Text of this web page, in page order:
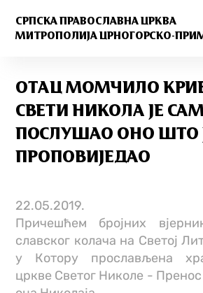
СРПСКА ПРАВОСЛАВНА ЦРКВА
МИТРОПОЛИЈА ЦРНОГОРСКО-
ОТАЦ МОМЧИЛО
СВЕТИ НИКОЛА ЈЕ
ПОСЛУШАО ОНО ШТО
ПРОПОВИЈЕДАО
22.05.2019.
Причешћем бројних
славског колача на Светој
у Котору прослављена
цркве Светог Николе -